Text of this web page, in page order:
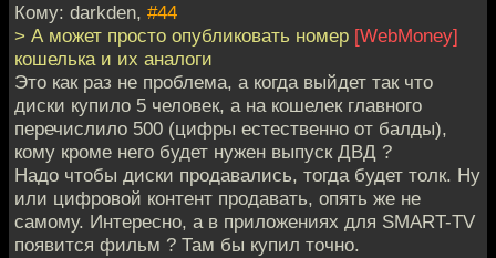
Кому: darkden, #44
> А может просто опубликовать номер [WebMoney]
кошелька и их аналоги
Это как раз не проблема, а когда выйдет так что
диски купило 5 человек, а на кошелек главного
перечислило 500 (цифры естественно от балды),
кому кроме него будет нужен выпуск ДВД ?
Надо чтобы диски продавались, тогда будет толк. Ну
или цифровой контент продавать, опять же не
самому. Интересно, а в приложениях для SMART-TV
появится фильм ? Там бы купил точно.